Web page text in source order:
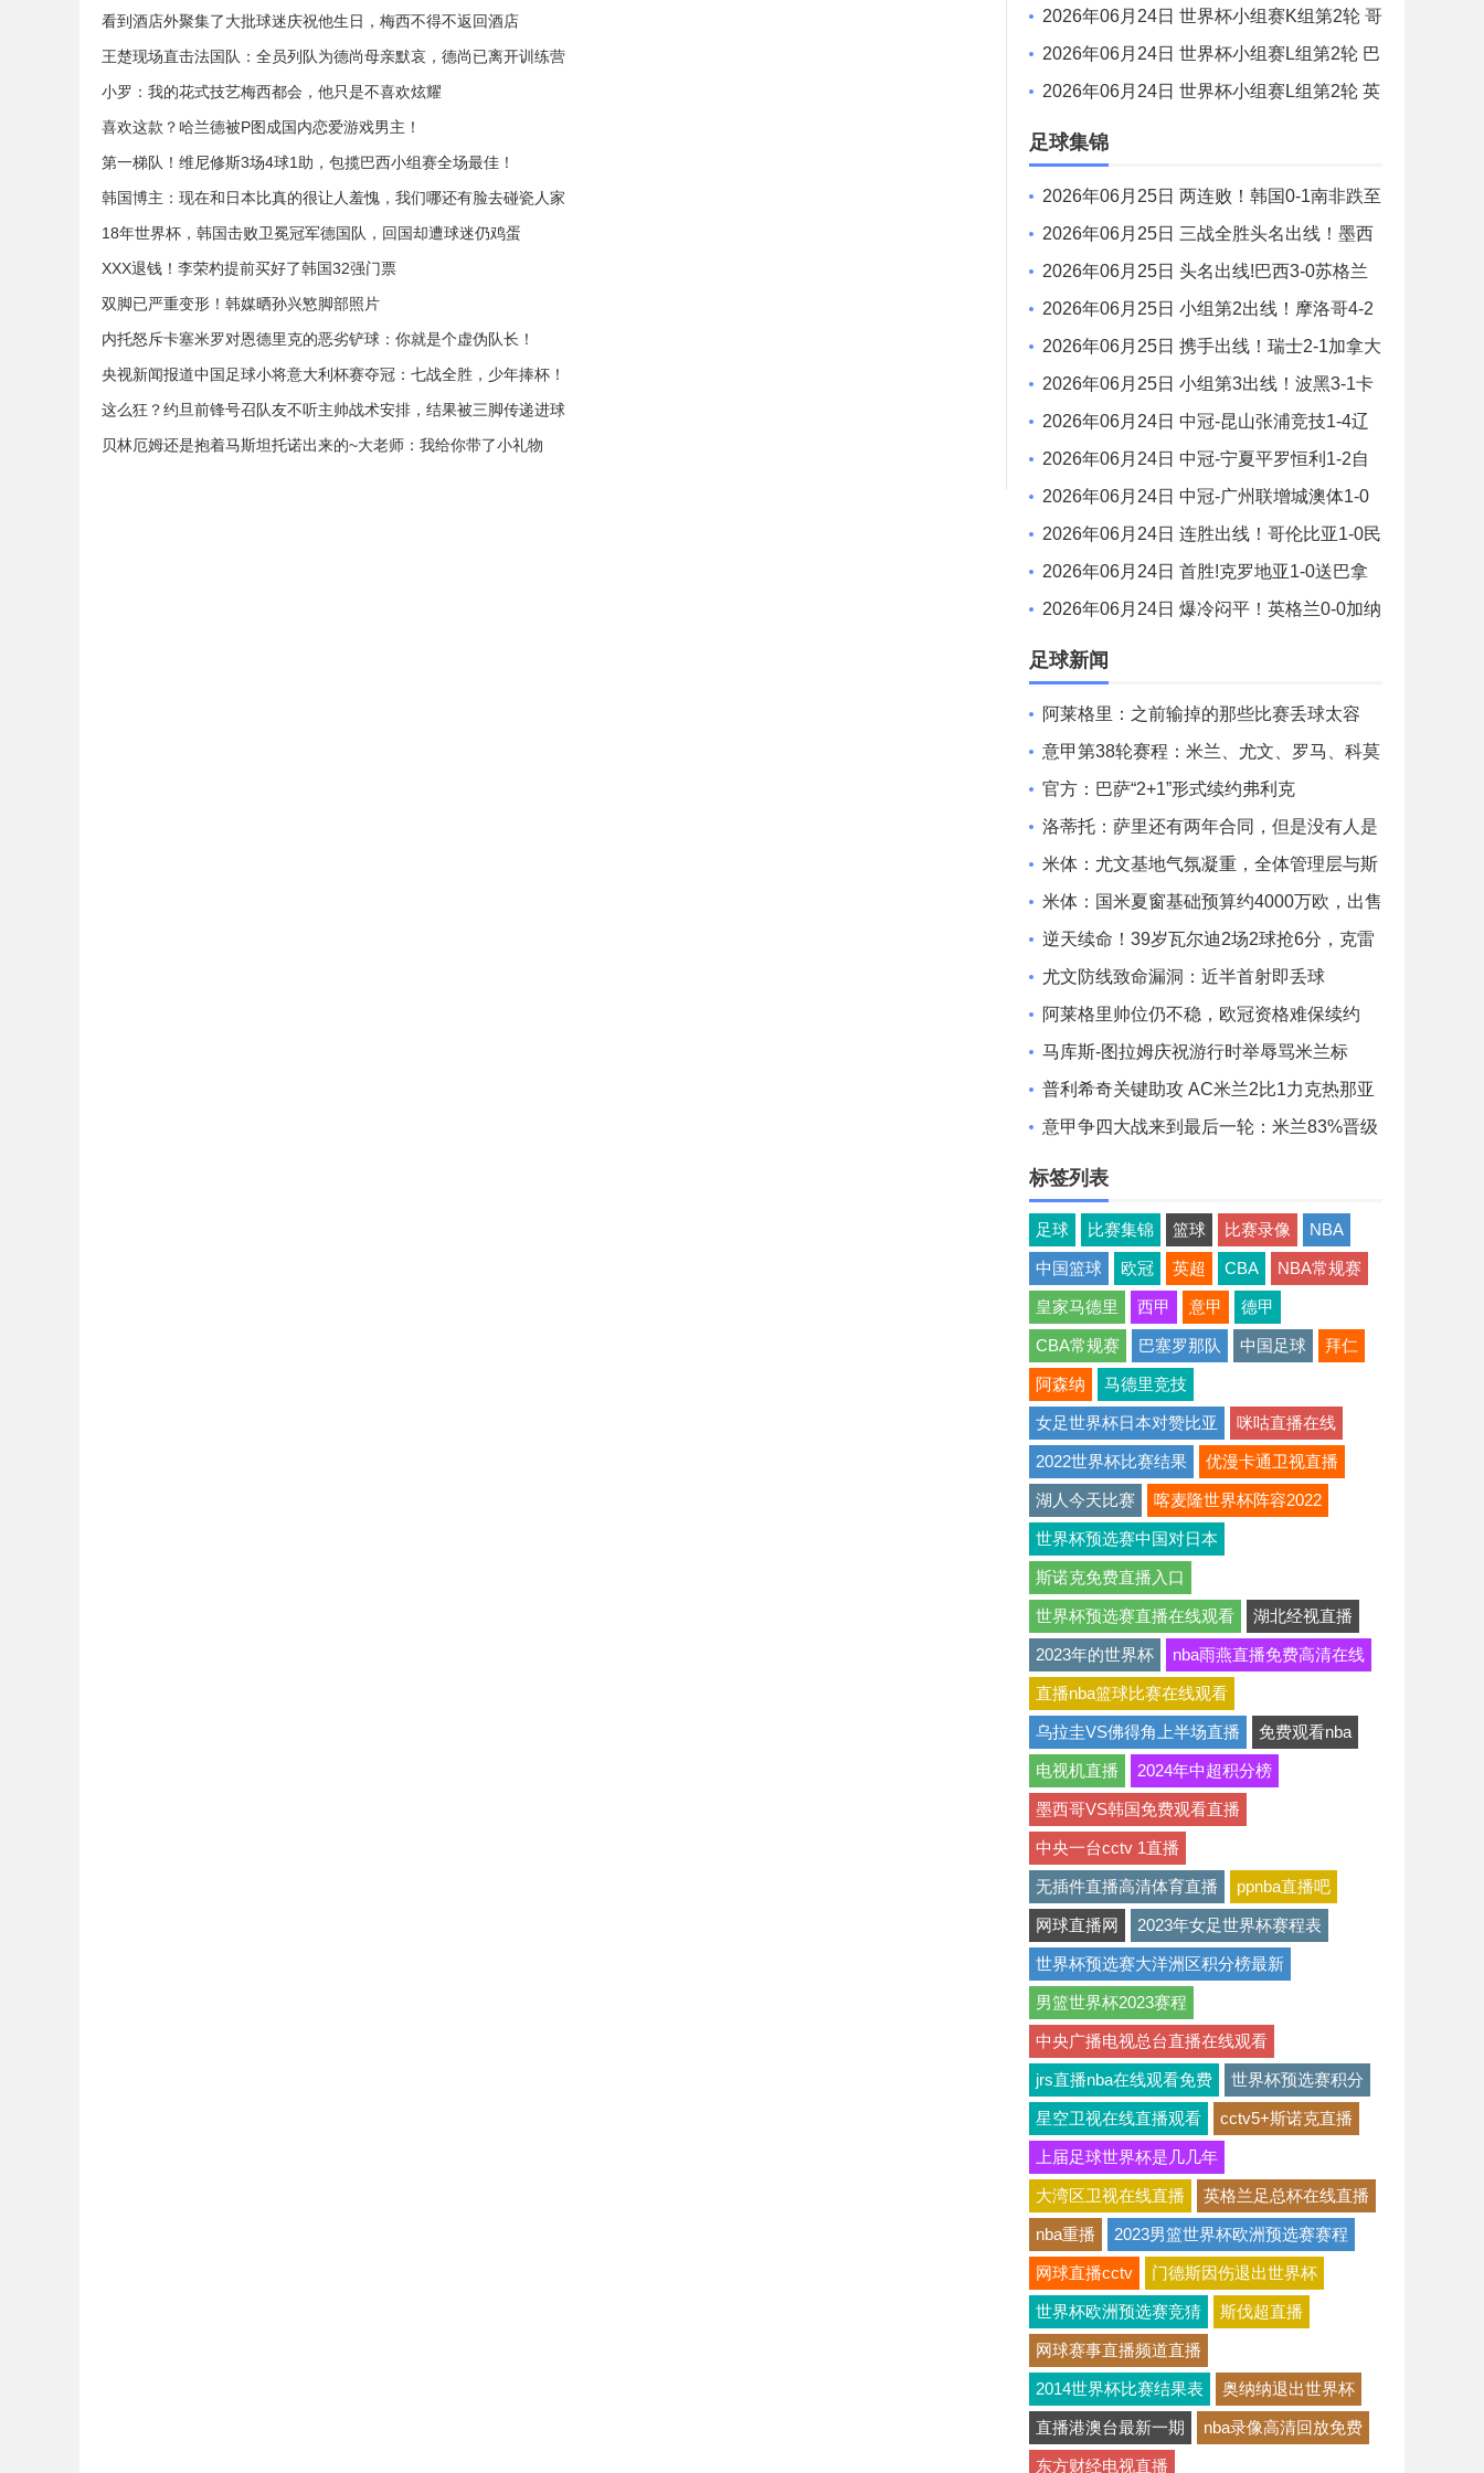
看到酒店外聚集了大批球迷庆祝他生日，梅西不得不返回酒店
王楚现场直击法国队：全员列队为德尚母亲默哀，德尚已离开训练营
小罗：我的花式技艺梅西都会，他只是不喜欢炫耀
喜欢这款？哈兰德被P图成国内恋爱游戏男主！
第一梯队！维尼修斯3场4球1助，包揽巴西小组赛全场最佳！
韩国博主：现在和日本比真的很让人羞愧，我们哪还有脸去碰瓷人家
18年世界杯，韩国击败卫冕冠军德国队，回国却遭球迷仍鸡蛋
XXX退钱！李荣杓提前买好了韩国32强门票
双脚已严重变形！韩媒晒孙兴慜脚部照片
内托怒斥卡塞米罗对恩德里克的恶劣铲球：你就是个虚伪队长！
央视新闻报道中国足球小将意大利杯赛夺冠：七战全胜，少年捧杯！
这么狂？约旦前锋号召队友不听主帅战术安排，结果被三脚传递进球
贝林厄姆还是抱着马斯坦托诺出来的~大老师：我给你带了小礼物
增城澳体 VS 湖北超级先生 全场录像
2026年06月24日 世界杯小组赛K组第2轮 哥
伦比亚vs民主刚果 全场录像
2026年06月24日 世界杯小组赛L组第2轮 巴
拿马vs克罗地亚 全场录像
2026年06月24日 世界杯小组赛L组第2轮 英
格兰vs加纳 全场录像
足球集锦
2026年06月25日 两连败！韩国0-1南非跌至
小组第3 马塞科制胜南非小组第2出线
2026年06月25日 三战全胜头名出线！墨西
哥3-0捷克 40岁奥乔亚登场 捷克小组出局
2026年06月25日 头名出线!巴西3-0苏格兰
维尼修斯双响库尼亚破门 内马尔替补登场
2026年06月25日 小组第2出线！摩洛哥4-2
海地 赛巴里连续3场破门伊西多尔世界波
2026年06月25日 携手出线！瑞士2-1加拿大
头名晋级 曼赞比传射巴尔加斯破门
2026年06月25日 小组第3出线！波黑3-1卡
塔尔 40岁哲科造对手乌龙卡塔尔小组出局
2026年06月24日 中冠-昆山张浦竞技1-4辽
宁盛京新锐 批尔卡尼梅开二度
2026年06月24日 中冠-宁夏平罗恒利1-2自
贡弘祥电碳 季传杰读秒绝杀
2026年06月24日 中冠-广州联增城澳体1-0
湖北超级先生 莫汝恒破门
2026年06月24日 连胜出线！哥伦比亚1-0民
主刚果 末轮战葡萄牙争榜首穆尼奥斯制胜
2026年06月24日 首胜!克罗地亚1-0送巴拿
马连败出局 布迪米尔制胜魔笛200场里程碑
2026年06月24日 爆冷闷平！英格兰0-0加纳
奥赖利中框凯恩错失绝杀英格兰19射3正
足球新闻
阿莱格里：之前输掉的那些比赛丢球太容
易，根本不像我们
意甲第38轮赛程：米兰、尤文、罗马、科莫
的比赛将在5月25日02:45开球
官方：巴萨“2+1”形式续约弗利克
洛蒂托：萨里还有两年合同，但是没有人是
不可或缺的
米体：尤文基地气氛凝重，全体管理层与斯
帕莱蒂现身训练场
米体：国米夏窗基础预算约4000万欧，出售
球员后可超8000万欧
逆天续命！39岁瓦尔迪2场2球抢6分，克雷
莫内塞1分之差末轮决生死
尤文防线致命漏洞：近半首射即丢球
阿莱格里帅位仍不稳，欧冠资格难保续约
马库斯-图拉姆庆祝游行时举辱骂米兰标
语，被足协调查
普利希奇关键助攻 AC米兰2比1力克热那亚
意甲争四大战来到最后一轮：米兰83%晋级
率，末轮胜平即把握命运
标签列表
足球 比赛集锦 篮球 比赛录像 NBA
中国篮球 欧冠 英超 CBA NBA常规赛
皇家马德里 西甲 意甲 德甲
CBA常规赛 巴塞罗那队 中国足球 拜仁
阿森纳 马德里竞技
女足世界杯日本对赞比亚 咪咕直播在线
2022世界杯比赛结果 优漫卡通卫视直播
湖人今天比赛 喀麦隆世界杯阵容2022
世界杯预选赛中国对日本
斯诺克免费直播入口
世界杯预选赛直播在线观看 湖北经视直播
2023年的世界杯 nba雨燕直播免费高清在线
直播nba篮球比赛在线观看
乌拉圭VS佛得角上半场直播 免费观看nba
电视机直播 2024年中超积分榜
墨西哥VS韩国免费观看直播
中央一台cctv 1直播
无插件直播高清体育直播 ppnba直播吧
网球直播网 2023年女足世界杯赛程表
世界杯预选赛大洋洲区积分榜最新
男篮世界杯2023赛程
中央广播电视总台直播在线观看
jrs直播nba在线观看免费 世界杯预选赛积分
星空卫视在线直播观看 cctv5+斯诺克直播
上届足球世界杯是几几年
大湾区卫视在线直播 英格兰足总杯在线直播
nba重播 2023男篮世界杯欧洲预选赛赛程
网球直播cctv 门德斯因伤退出世界杯
世界杯欧洲预选赛竞猜 斯伐超直播
网球赛事直播频道直播
2014世界杯比赛结果表 奥纳纳退出世界杯
直播港澳台最新一期 nba录像高清回放免费
东方财经电视直播